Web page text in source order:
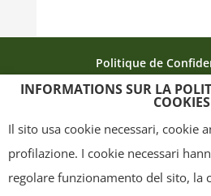
Politique de
Politique relative aux cookies
INFORMATIONS SUR LA
COOKIES
Il sito usa cookie necessari, cookie
profilazione. I cookie necessari
regolare funzionamento del sito, la